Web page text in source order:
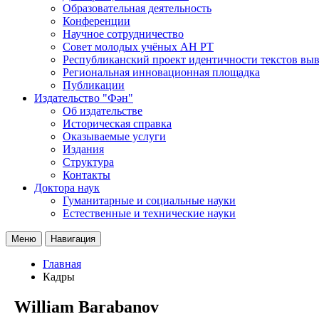
Образовательная деятельность
Конференции
Научное сотрудничество
Совет молодых учёных АН РТ
Республиканский проект идентичности текстов
Региональная инновационная площадка
Публикации
Издательство "Фән"
Об издательстве
Историческая справка
Оказываемые услуги
Издания
Структура
Контакты
Доктора наук
Гуманитарные и социальные науки
Естественные и технические науки
Меню Навигация
Главная
Кадры
William Barabanov